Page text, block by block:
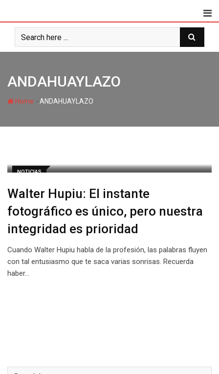
ANDAHUAYLAZO
Home -ANDAHUAYLAZO
NOTICIAS
Walter Hupiu: El instante
fotográfico es único, pero nuestra
integridad es prioridad
Cuando Walter Hupiu habla de la profesión, las palabras fluyen
con tal entusiasmo que te saca varias sonrisas. Recuerda
haber…